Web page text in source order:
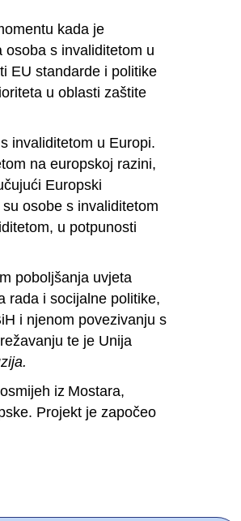
kada je
s invaliditetom u
EU standarde i politike
u oblasti zaštite
invaliditetom u Europi.
na europskoj razini,
Europski
osobe s invaliditetom
u potpunosti
poboljšanja uvjeta
rada i socijalne politike,
i njenom povezivanju s
te je Unija
iz Mostara,
Projekt je započeo